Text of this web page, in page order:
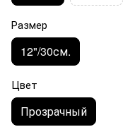
Размер
12"/30см.
Цвет
Прозрачный